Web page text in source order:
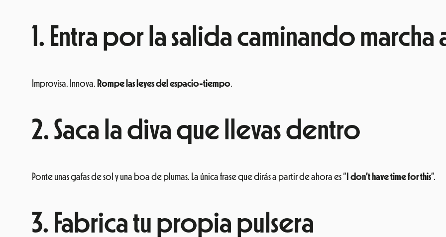
1. Entra por la salida caminando marcha
Improvisa. Innova. Rompe las leyes del espacio-tiempo.
2. Saca la diva que llevas dentro
Ponte unas gafas de sol y una boa de plumas. La única frase que dirás a partir de ahora es “ I don’t have time for this”.
3. Fabrica tu propia pulsera